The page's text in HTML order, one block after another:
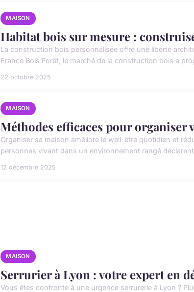
MAISON
Habitat bois sur mesure :
La construction bois personnalisée offre une liberté
France Bois Forêt, le marché de la construction bois a
22 octobre 2025
MAISON
Méthodes efficaces pour organiser
Organiser sa maison améliore le well-être quotidien et
personnes vivant dans un environnement rangé
12 décembre 2025
MAISON
Serrurier à Lyon : votre expert en
Vous êtes confronté à une urgence serrurerie à Lyon ?